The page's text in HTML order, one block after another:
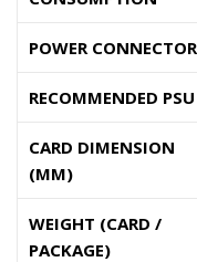
POWER
RECOMMENDED PSU
CARD DIMENSION
(MM)
WEIGHT (CARD /
PACKAGE)